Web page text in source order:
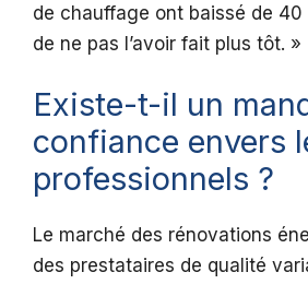
de chauffage ont baissé de
de ne pas l’avoir fait plus tôt. »
Existe-t-il un
confiance envers
professionnels ?
Le marché des rénovations
des prestataires de qualité